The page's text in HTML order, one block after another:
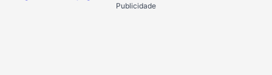
Publicidade